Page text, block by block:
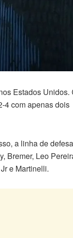
Estados Unidos.
4 com apenas dois
a linha de
Bremer, Leo
e Martinelli.